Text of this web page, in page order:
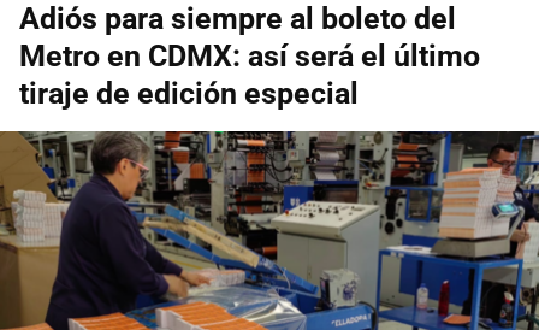
Adiós para siempre al boleto del
Metro en CDMX: así será el último
tiraje de edición especial